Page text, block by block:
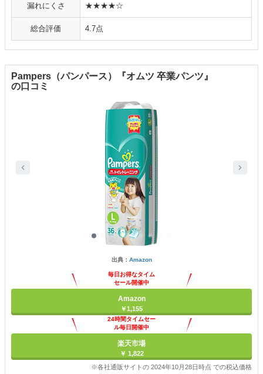
漏れにくさ ★★★★☆
総合評価 4.7点
Pampers（パンパース）『オムツ 卒業パンツ』
の口コミ
出典： Amazon
毎日お得なタイム
セール開催中
Amazon
￥1,155
24時間タイムセー
ル毎日開催中
楽天市場
￥ 1,822
※各社通販サイトの 2024年10月28日時点 での税込価格